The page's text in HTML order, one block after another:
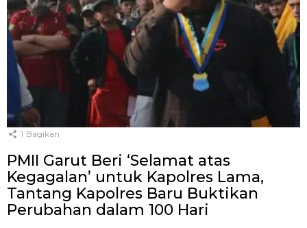
1 Bagikan
PMII Garut Beri ‘Selamat atas
Kegagalan’ untuk Kapolres Lama,
Tantang Kapolres Baru Buktikan
Perubahan dalam 100 Hari